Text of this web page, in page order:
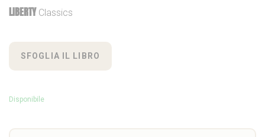
LIBERTYClassics
SFOGLIA IL LIBRO